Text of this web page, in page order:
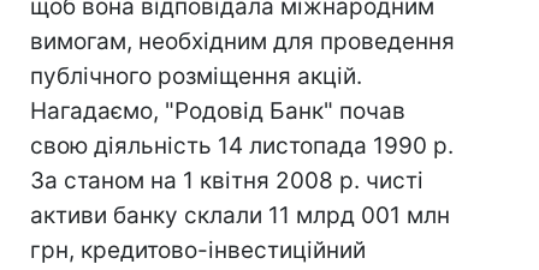
щоб вона відповідала міжнародним
вимогам, необхідним для проведення
публічного розміщення акцій.
Нагадаємо, "Родовід Банк" почав
свою діяльність 14 листопада 1990 р.
За станом на 1 квітня 2008 р. чисті
активи банку склали 11 млрд 001 млн
грн, кредитово-інвестиційний